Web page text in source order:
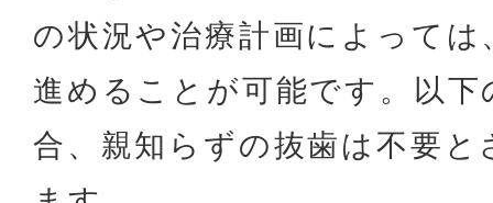
の状況や治療計画によって
進めることが可能です。以
合、親知らずの抜歯は不要